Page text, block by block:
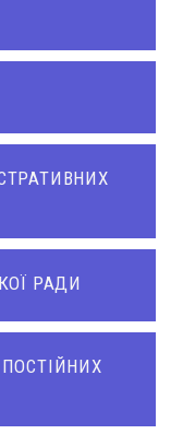
РАДИ